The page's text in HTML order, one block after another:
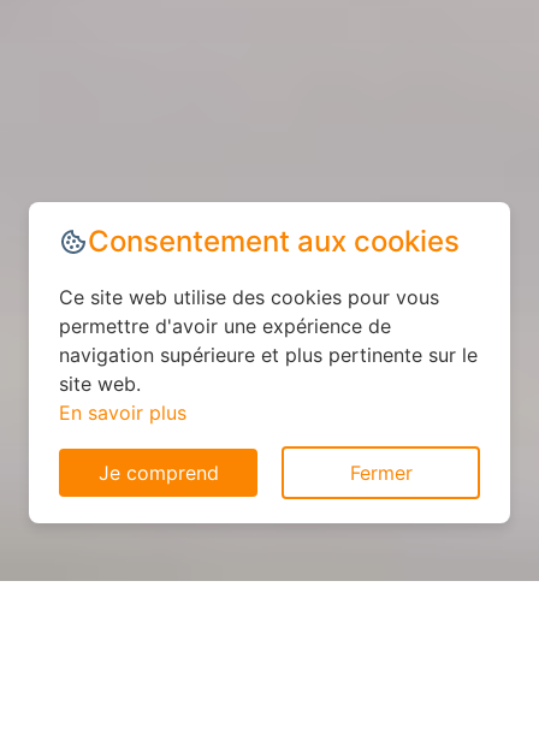
Consentement aux cookies
Ce site web utilise des cookies pour vous
permettre d'avoir une expérience de
navigation supérieure et plus pertinente sur le
site web.
En savoir plus
Je comprend Fermer